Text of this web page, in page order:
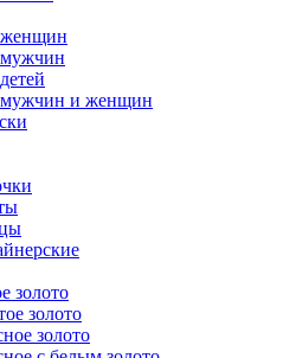
и женщин
золото
золото
золото